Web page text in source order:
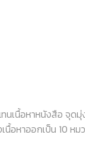
นเนื้อหาหนังสือ จุด
นื้อหาออกเป็น 10 ห